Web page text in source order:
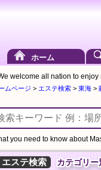
ホーム
welcome all nation to enjoy
ムページ > エステ検索 > 東海 >
you need to know about
エステ検索 カテゴリー